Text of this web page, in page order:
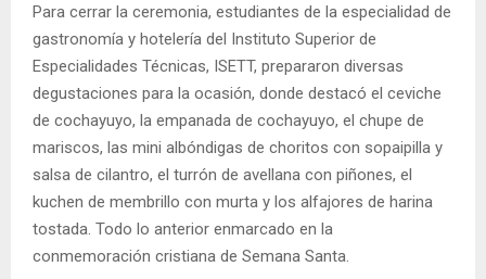
Para cerrar la ceremonia, estudiantes de la especialidad de
gastronomía y hotelería del Instituto Superior de
Especialidades Técnicas, ISETT, prepararon diversas
degustaciones para la ocasión, donde destacó el ceviche
de cochayuyo, la empanada de cochayuyo, el chupe de
mariscos, las mini albóndigas de choritos con sopaipilla y
salsa de cilantro, el turrón de avellana con piñones, el
kuchen de membrillo con murta y los alfajores de harina
tostada. Todo lo anterior enmarcado en la
conmemoración cristiana de Semana Santa.